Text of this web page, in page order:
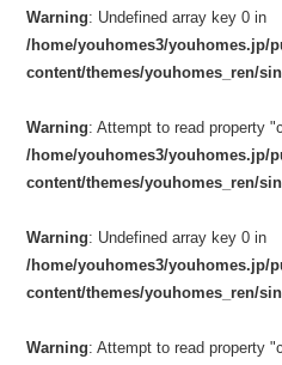
Warning: Undefined array key 0 in
/home/youhomes3/youhomes.jp/
content/themes/youhomes_ren/
Warning: Attempt to read property
/home/youhomes3/youhomes.jp/
content/themes/youhomes_ren/
Warning: Undefined array key 0 in
/home/youhomes3/youhomes.jp/
content/themes/youhomes_ren/
Warning: Attempt to read property